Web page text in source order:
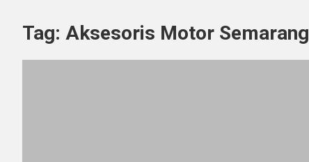
Tag: Aksesoris Motor Semarang